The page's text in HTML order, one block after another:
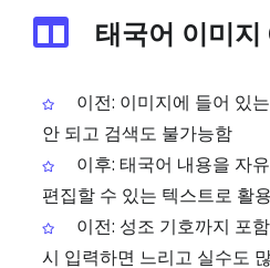
태국어 이미지
이전: 이미지에 들어 있
안 되고 검색도 불가능함
이후: 태국어 내용을 자
편집할 수 있는 텍스트로 활
이전: 성조 기호까지 포
시 입력하면 느리고 실수도